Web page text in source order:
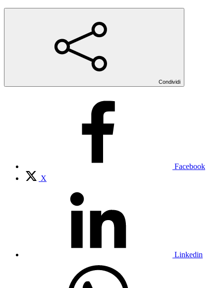
Condividi
Facebook
X
Linkedin